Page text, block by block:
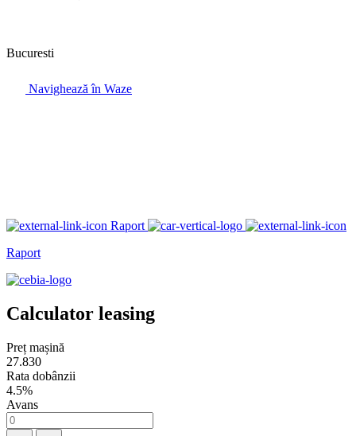
Bucuresti
Navighează în Waze
Raport
Raport
Calculator leasing
Preț mașină
27.830
Rata dobânzii
4.5%
Avans